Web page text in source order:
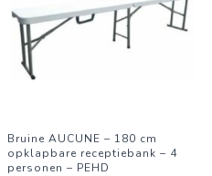
Bruine AUCUNE – 180 cm
opklapbare receptiebank – 4
personen – PEHD